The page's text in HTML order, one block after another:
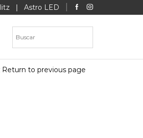
| Astro LED
Return to previous page